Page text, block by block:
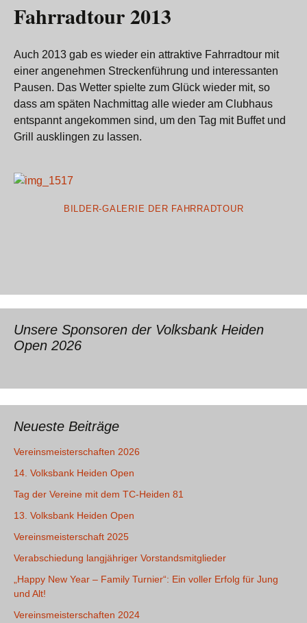
Fahrradtour 2013
Auch 2013 gab es wieder ein attraktive Fahrradtour mit
einer angenehmen Streckenführung und interessanten
Pausen. Das Wetter spielte zum Glück wieder mit, so
dass am späten Nachmittag alle wieder am Clubhaus
entspannt angekommen sind, um den Tag mit Buffet und
Grill ausklingen zu lassen.
BILDER-GALERIE DER FAHRRADTOUR
Unsere Sponsoren der Volksbank Heiden
Open 2026
Neueste Beiträge
Vereinsmeisterschaften 2026
14. Volksbank Heiden Open
Tag der Vereine mit dem TC-Heiden 81
13. Volksbank Heiden Open
Vereinsmeisterschaft 2025
Verabschiedung langjähriger Vorstandsmitglieder
„Happy New Year – Family Turnier“: Ein voller Erfolg für Jung
und Alt!
Vereinsmeisterschaften 2024